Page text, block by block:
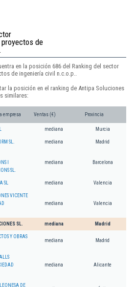
de
en la posición 686 del Ranking del sector
de ingeniería civil n.c.o.p..
la posición en el ranking de Antipa Soluciones
similares:
empresa Ventas (€) Provincia
mediana Murcia
SL. mediana Madrid
I
SL.
mediana Barcelona
SL mediana Valencia
VICENTE
mediana Valencia
SL. mediana Madrid
Y OBRAS
mediana Madrid
mediana Alicante
DE